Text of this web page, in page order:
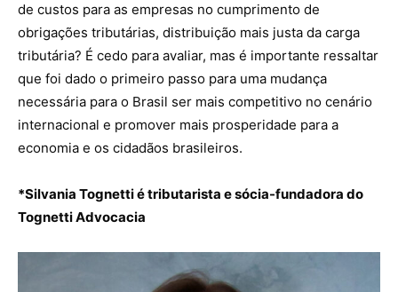
de custos para as empresas no cumprimento de
obrigações tributárias, distribuição mais justa da carga
tributária? É cedo para avaliar, mas é importante ressaltar
que foi dado o primeiro passo para uma mudança
necessária para o Brasil ser mais competitivo no cenário
internacional e promover mais prosperidade para a
economia e os cidadãos brasileiros.
*Silvania Tognetti é tributarista e sócia-fundadora do
Tognetti Advocacia